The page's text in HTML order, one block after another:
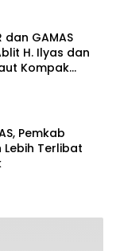
dan GAMAS
H. Ilyas dan
Kompak
Pemkab
Lebih Terlibat